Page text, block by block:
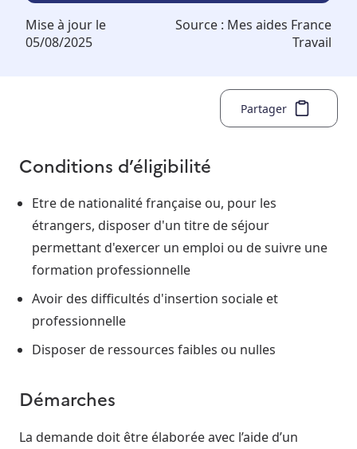
Mise à jour le
05/08/2025
Source : Mes aides France
Travail
Partager
Conditions d’éligibilité
Etre de nationalité française ou, pour les
étrangers, disposer d'un titre de séjour
permettant d'exercer un emploi ou de suivre une
formation professionnelle
Avoir des difficultés d'insertion sociale et
professionnelle
Disposer de ressources faibles ou nulles
Démarches
La demande doit être élaborée avec l’aide d’un